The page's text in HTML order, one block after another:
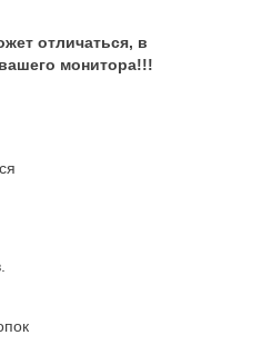
отличаться, в
монитора!!!